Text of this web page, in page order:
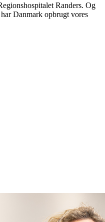
Randers. Og
Danmark opbrugt vores